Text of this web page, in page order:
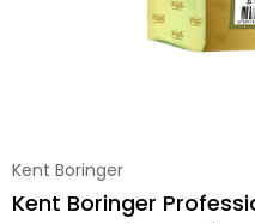
Kent Boringer
Kent Boringer